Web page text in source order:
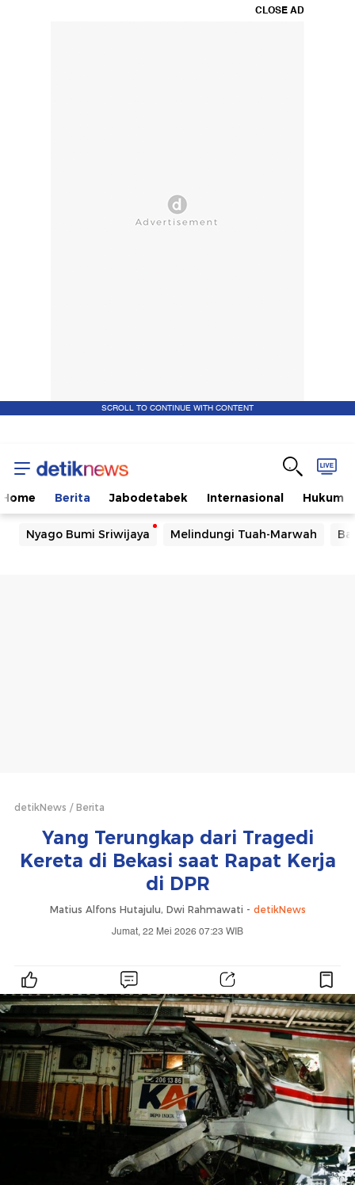
CLOSE AD
SCROLL TO CONTINUE WITH CONTENT
Home Berita Jabodetabek Internasional Hukum
Nyago Bumi Sriwijaya Melindungi Tuah-Marwah
detikNews Berita
Yang Terungkap dari Tragedi
Kereta di Bekasi saat Rapat Kerja
di DPR
Matius Alfons Hutajulu, Dwi Rahmawati - detikNews
Jumat, 22 Mei 2026 07:23 WIB